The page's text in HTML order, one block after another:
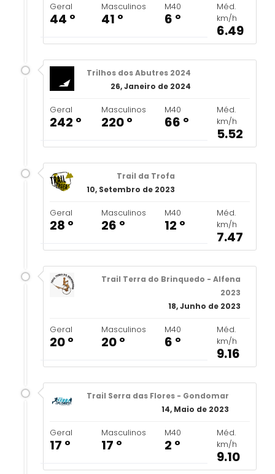
Geral
44 º
Masculinos
41 º
M40
6 º
Méd.
km/h
6.49
Trilhos dos Abutres 2024
26, Janeiro de 2024
Geral
242 º
Masculinos
220 º
M40
66 º
Méd.
km/h
5.52
Trail da Trofa
10, Setembro de 2023
Geral
28 º
Masculinos
26 º
M40
12 º
Méd.
km/h
7.47
Trail Terra do Brinquedo - Alfena
2023
18, Junho de 2023
Geral
20 º
Masculinos
20 º
M40
6 º
Méd.
km/h
9.16
Trail Serra das Flores - Gondomar
14, Maio de 2023
Geral
17 º
Masculinos
17 º
M40
2 º
Méd.
km/h
9.10